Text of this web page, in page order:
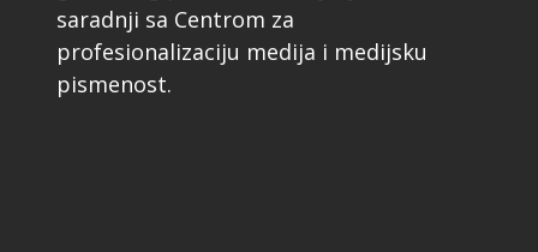
saradnji sa Centrom za
profesionalizaciju medija i medijsku
pismenost.